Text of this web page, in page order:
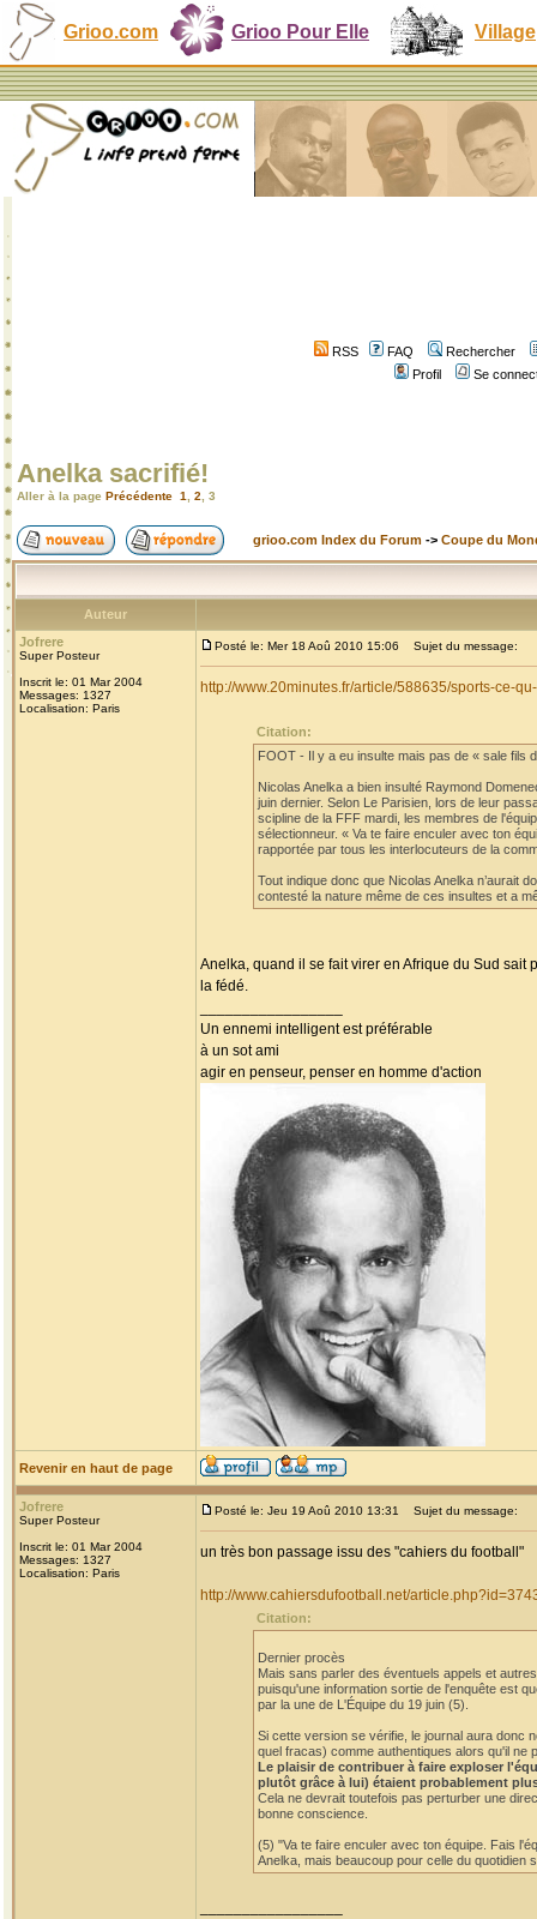
Grioo.com Grioo Pour Elle Village
RSS FAQ
Rechercher
Profil
Se
Anelka sacrifié!
Aller à la page Précédente 1 2 3
grioo.com Index du Forum -> Coupe du
Auteur
Jofrere
Super Posteur
Inscrit le: 01 Mar 2004
Messages: 1327
Localisation: Paris
Posté le: Mer 18 Aoû 2010 15:06 Sujet du message:
http://www.20minutes.fr/article/588635/sports-ce-
Citation:
FOOT - Il y a eu insulte mais pas de « sale fils
Nicolas Anelka a bien insulté Raymond
juin dernier. Selon Le Parisien, lors de leur
scipline de la FFF mardi, les membres de
sélectionneur. « Va te faire enculer avec ton
rapportée par tous les interlocuteurs de la
Tout indique donc que Nicolas Anelka n’aurait
contesté la nature même de ces insultes et a
Anelka, quand il se fait virer en Afrique du Sud
la fédé.
Un ennemi intelligent est préférable
à un sot ami
agir en penseur, penser en homme d'action
Revenir en haut de page
Jofrere
Super Posteur
Inscrit le: 01 Mar 2004
Messages: 1327
Localisation: Paris
Posté le: Jeu 19 Aoû 2010 13:31 Sujet du message:
un très bon passage issu des "cahiers du football"
http://www.cahiersdufootball.net/
Citation:
Dernier procès
Mais sans parler des éventuels appels et
puisqu'une information sortie de l'enquête est
par la une de L'Équipe du 19 juin (5).
Si cette version se vérifie, le journal aura donc
quel fracas) comme authentiques alors qu'il ne
Le plaisir de contribuer à faire exploser
plutôt grâce à lui) étaient probablement
Cela ne devrait toutefois pas perturber une
bonne conscience.
(5) "Va te faire enculer avec ton équipe. Fais
Anelka, mais beaucoup pour celle du quotidien